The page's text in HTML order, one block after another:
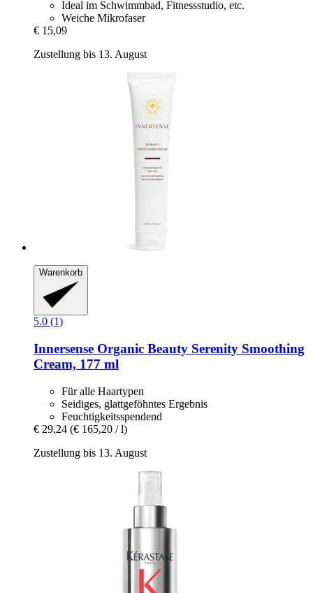
Ideal im Schwimmbad, Fitnessstudio, etc.
Weiche Mikrofaser
€ 15,09
Zustellung bis 13. August
Warenkorb
5.0 (1)
Innersense Organic Beauty Serenity Smoothing
Cream, 177 ml
Für alle Haartypen
Seidiges, glattgeföhntes Ergebnis
Feuchtigkeitsspendend
€ 29,24 (€ 165,20 / l)
Zustellung bis 13. August